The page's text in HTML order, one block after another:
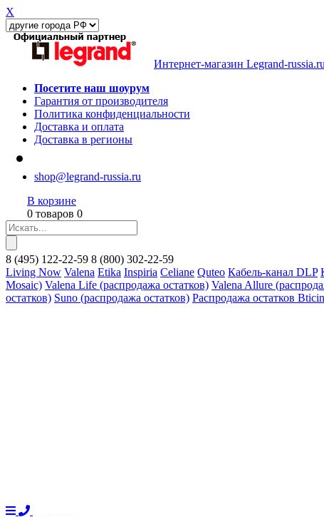
X
Интернет-магазин Legrand-russia.ru
Посетите наш шоурум
Гарантия от производителя
Политика конфиденциальности
Доставка и оплата
Доставка в регионы
shop@legrand-russia.ru
В корзине
0 товаров 0
8 (495) 122-22-59 8 (800) 302-22-59
Living Now Valena Etika Inspiria Celiane Quteo Кабель-канал DLP
Mosaic) Valena Life (распродажа остатков) Valena Allure
остатков) Suno (распродажа остатков) Распродажа остатков